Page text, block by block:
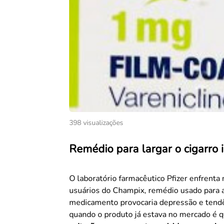
398 visualizações
Remédio para largar o cigarro
O laboratório farmacêutico Pfizer enfrenta
usuários do Champix, remédio usado para
medicamento provocaria depressão e
quando o produto já estava no mercado é